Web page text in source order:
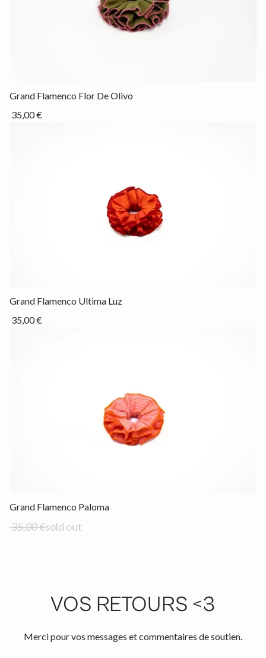
Drop
Grand Flamenco Flor De Olivo
35,00 €
Drop
Grand Flamenco Ultima Luz
35,00 €
Out of stock
Grand Flamenco Paloma
35,00 €sold out
VOS RETOURS <3
Merci pour vos messages et commentaires de soutien.